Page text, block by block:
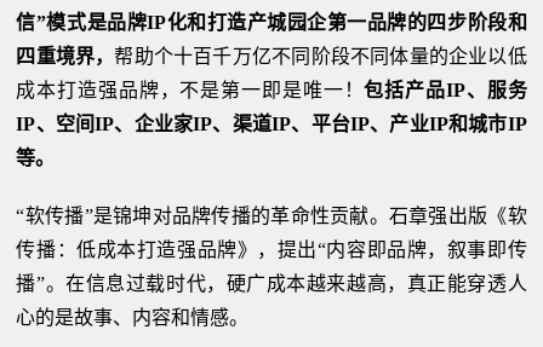
信”模式是品牌IP化和打造产城园企第一品牌的四步阶段和
四重境界，帮助个十百千万亿不同阶段不同体量的企业以低
成本打造强品牌，不是第一即是唯一！包括产品IP、服务
IP、空间IP、企业家IP、渠道IP、平台IP、产业IP和城市IP
等。
“软传播”是锦坤对品牌传播的革命性贡献。石章强出版《软
传播：低成本打造强品牌》，提出“内容即品牌，叙事即传
播”。在信息过载时代，硬广成本越来越高，真正能穿透人
心的是故事、内容和情感。